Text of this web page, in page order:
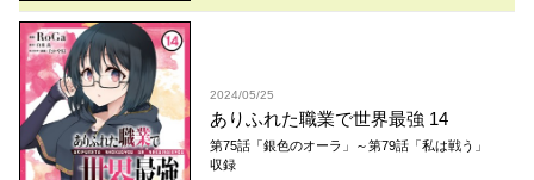
2024/05/25
ありふれた職業で世界最強 14
第75話「銀色のオーラ」～第79話「私は戦う」
収録